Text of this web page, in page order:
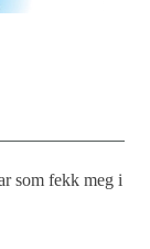
som fekk meg i